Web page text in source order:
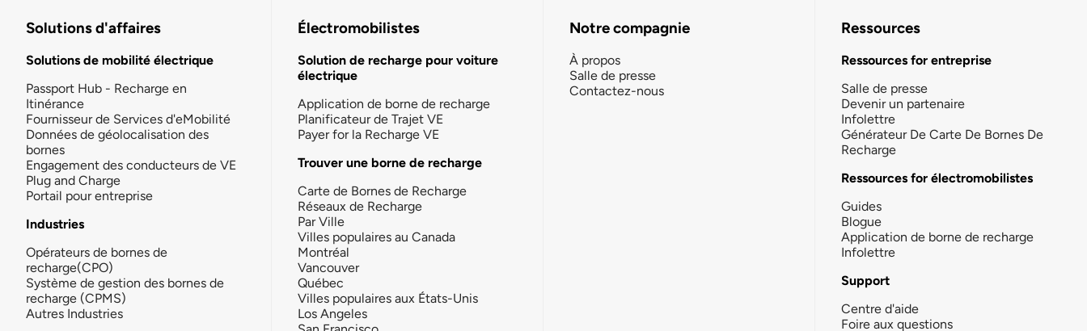
Solutions d'affaires
Solutions de mobilité électrique
Passport Hub - Recharge en
Itinérance
Fournisseur de Services d'eMobilité
Données de géolocalisation des
bornes
Engagement des conducteurs de VE
Plug and Charge
Portail pour entreprise
Industries
Opérateurs de bornes de
recharge(CPO)
Système de gestion des bornes de
recharge (CPMS)
Autres Industries
Électromobilistes
Solution de recharge pour voiture
électrique
Application de borne de recharge
Planificateur de Trajet VE
Payer for la Recharge VE
Trouver une borne de recharge
Carte de Bornes de Recharge
Réseaux de Recharge
Par Ville
Villes populaires au Canada
Montréal
Vancouver
Québec
Villes populaires aux États-Unis
Los Angeles
Notre compagnie
À propos
Salle de presse
Contactez-nous
Ressources
Ressources for entreprise
Salle de presse
Devenir un partenaire
Infolettre
Générateur De Carte De Bornes De
Recharge
Ressources for électromobilistes
Guides
Blogue
Application de borne de recharge
Infolettre
Support
Centre d'aide
Foire aux questions